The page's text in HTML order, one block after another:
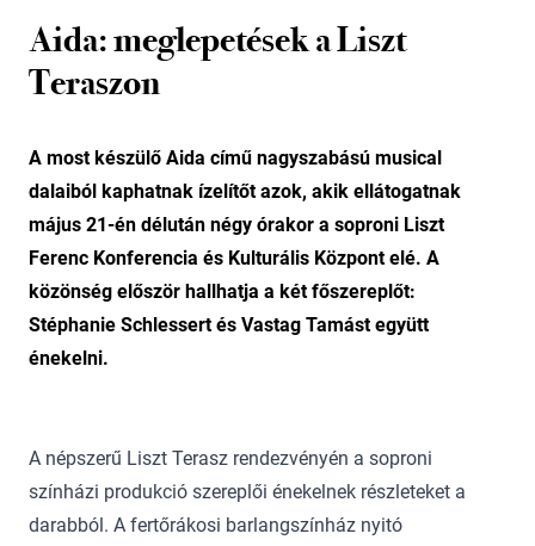
Aida: meglepetések a Liszt
Teraszon
A most készülő Aida című nagyszabású musical
dalaiból kaphatnak ízelítőt azok, akik ellátogatnak
május 21-én délután négy órakor a soproni Liszt
Ferenc Konferencia és Kulturális Központ elé. A
közönség először hallhatja a két főszereplőt:
Stéphanie Schlessert és Vastag Tamást együtt
énekelni.
A népszerű Liszt Terasz rendezvényén a soproni
színházi produkció szereplői énekelnek részleteket a
darabból. A fertőrákosi barlangszínház nyitó